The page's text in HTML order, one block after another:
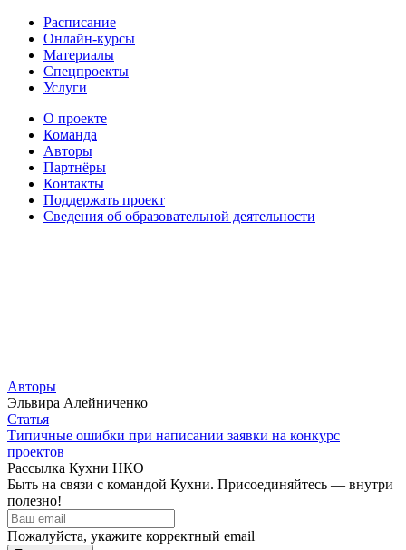
Расписание
Онлайн-курсы
Материалы
Спецпроекты
Услуги
О проекте
Команда
Авторы
Партнёры
Контакты
Поддержать проект
Сведения об образовательной деятельности
Авторы
Эльвира Алейниченко
Статья
Типичные ошибки при написании заявки на конкурс
проектов
Рассылка Кухни НКО
Быть на связи с командой Кухни. Присоединяйтесь — внутри
полезно!
Пожалуйста, укажите корректный email